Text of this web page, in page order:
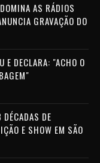
AS RÁDIOS
GRAVAÇÃO DO
E DECLARA: "ACHO O
DE
E SHOW EM SÃO